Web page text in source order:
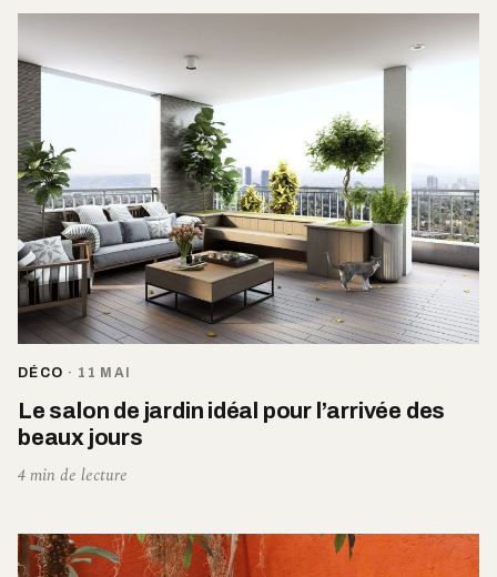
DÉCO · 11 MAI
Le salon de jardin idéal pour l’arrivée des
beaux jours
4 min de lecture